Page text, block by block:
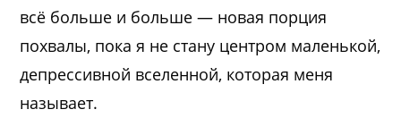
всё больше и больше — новая порция
похвалы, пока я не стану центром маленькой,
депрессивной вселенной, которая меня
называет.